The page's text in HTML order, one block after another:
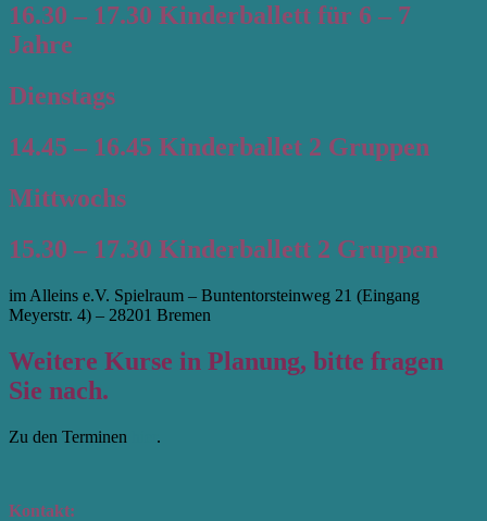
16.30 – 17.30 Kinderballett für 6 – 7
Jahre
Dienstags
14.45 – 16.45 Kinderballet 2 Gruppen
Mittwochs
15.30 – 17.30 Kinderballett 2 Gruppen
im Alleins e.V. Spielraum – Buntentorsteinweg 21 (Eingang
Meyerstr. 4) – 28201 Bremen
Weitere Kurse in Planung, bitte fragen
Sie nach.
Zu den Terminen .
Kontakt: